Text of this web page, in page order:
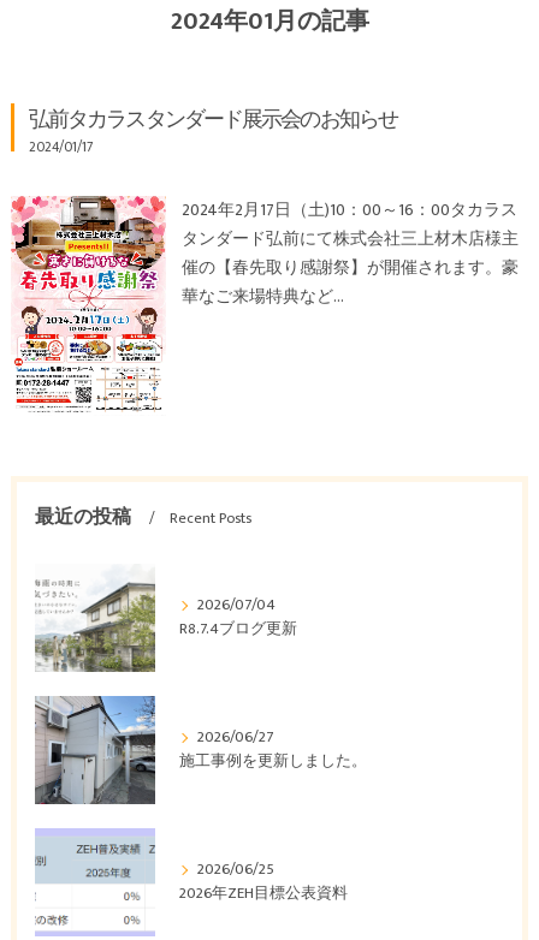
2024年01月の記事
弘前タカラスタンダード展示会のお知らせ
2024/01/17
2024年2月17日（土)10：00～16：00タカラス
タンダード弘前にて株式会社三上材木店様主
催の【春先取り感謝祭】が開催されます。豪
華なご来場特典など…
最近の投稿 Recent Posts
2026/07/04
R8.7.4ブログ更新
2026/06/27
施工事例を更新しました。
2026/06/25
2026年ZEH目標公表資料